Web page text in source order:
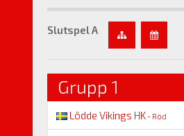
Slutspel A
Grupp 1
Lödde Vikings HK- Röd